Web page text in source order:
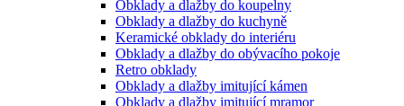
Obklady a dlažby do koupelny
Obklady a dlažby do kuchyně
Keramické obklady do interiéru
Obklady a dlažby do obývacího pokoje
Retro obklady
Obklady a dlažby imitující kámen
Obklady a dlažby imitující mramor